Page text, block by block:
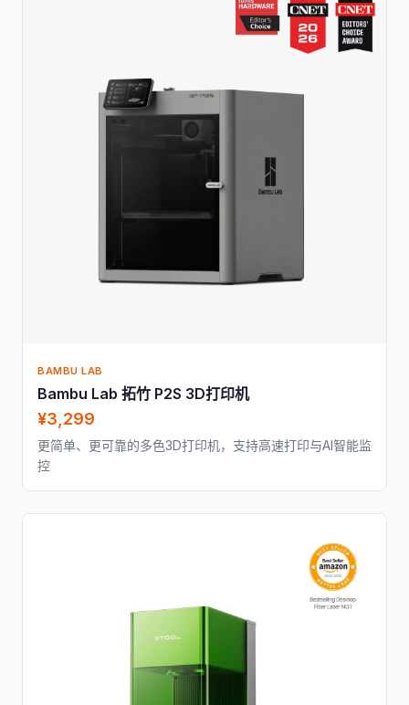
BAMBU LAB
Bambu Lab 拓竹 P2S 3D打印机
¥3,299
更简单、更可靠的多色3D打印机，支持高速打印与AI智能监
控